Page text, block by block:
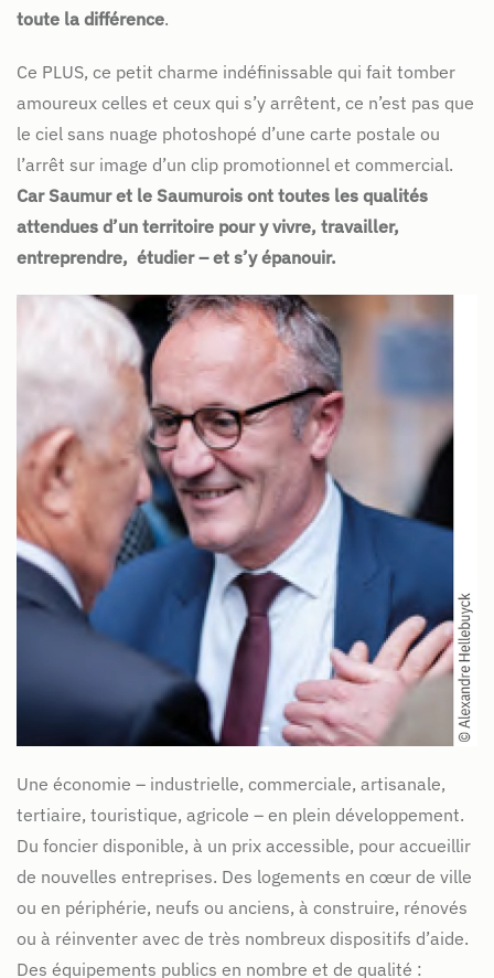
toute la différence.
Ce PLUS, ce petit charme indéfinissable qui fait tomber
amoureux celles et ceux qui s’y arrêtent, ce n’est pas que
le ciel sans nuage photoshopé d’une carte postale ou
l’arrêt sur image d’un clip promotionnel et commercial.
Car Saumur et le Saumurois ont toutes les qualités
attendues d’un territoire pour y vivre, travailler,
entreprendre, étudier – et s’y épanouir.
Une économie – industrielle, commerciale, artisanale,
tertiaire, touristique, agricole – en plein développement.
Du foncier disponible, à un prix accessible, pour accueillir
de nouvelles entreprises. Des logements en cœur de ville
ou en périphérie, neufs ou anciens, à construire, rénovés
ou à réinventer avec de très nombreux dispositifs d’aide.
Des équipements publics en nombre et de qualité :